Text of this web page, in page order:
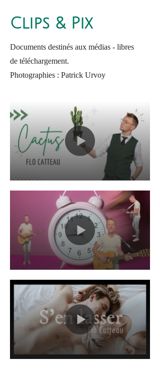
Clips & Pix
Documents destinés aux médias - libres
de téléchargement.
Photographies : Patrick Urvoy